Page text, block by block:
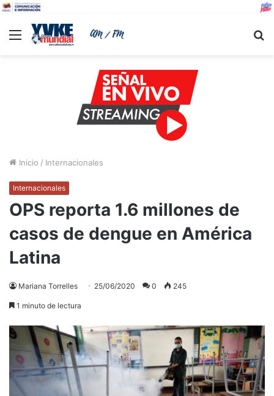
Menu
Inicio / Internacionales
Internacionales
OPS reporta 1.6 millones de
casos de dengue en América
Latina
Mariana Torrelles 25/06/2020 0 245
1 minuto de lectura